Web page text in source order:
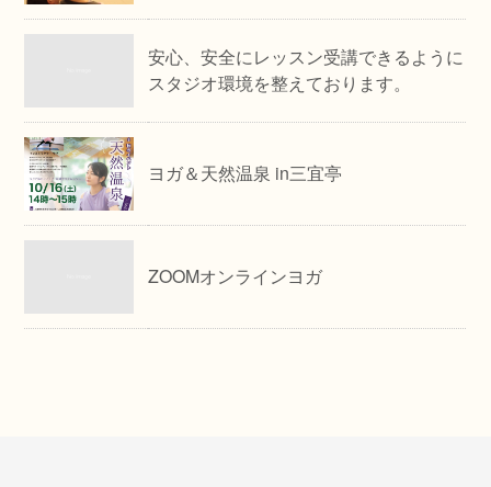
安心、安全にレッスン受講できるように
スタジオ環境を整えております。
ヨガ＆天然温泉 in三宜亭
ZOOMオンラインヨガ